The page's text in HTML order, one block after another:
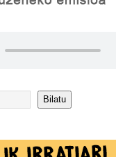
Bilatu